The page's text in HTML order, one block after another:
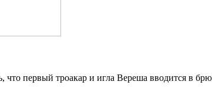
что первый троакар и игла Вереша вводится в